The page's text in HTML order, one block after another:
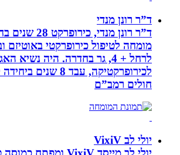
ד”ר רונן מנדי
ד”ר רונן מנדי, כירופרקט
מומחה לטיפול כירופרקטי באוטיזם
לרחל + 4, גר בחדרה. היה נשיא
לכירופרקטיקה, עבד 8 שנים
חולים רמב”ם
יולי לב VixiV